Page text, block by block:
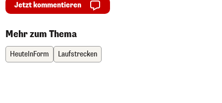
Jetzt kommentieren
Mehr zum Thema
HeuteInForm Laufstrecken